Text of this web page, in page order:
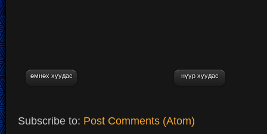
өмнөх хуудас нүүр хуудас
Subscribe to: Post Comments (Atom)